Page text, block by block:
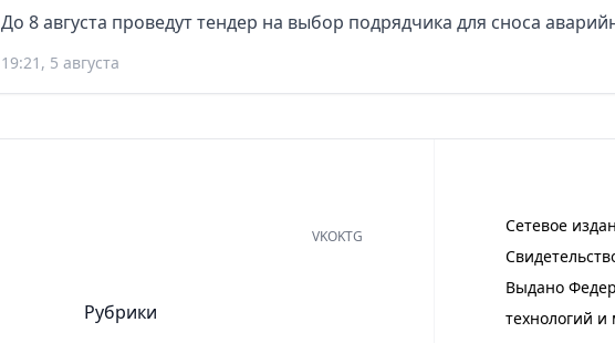
До 8 августа проведут тендер на выбор подрядчика для сноса
19:21, 5 августа
Сетевое
Выдано
технологий
VKOKTG
Рубрики